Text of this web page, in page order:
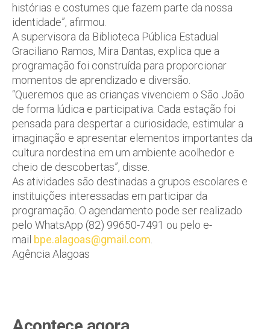
histórias e costumes que fazem parte da nossa
identidade”, afirmou.
A supervisora da Biblioteca Pública Estadual
Graciliano Ramos, Mira Dantas, explica que a
programação foi construída para proporcionar
momentos de aprendizado e diversão.
“Queremos que as crianças vivenciem o São João
de forma lúdica e participativa. Cada estação foi
pensada para despertar a curiosidade, estimular a
imaginação e apresentar elementos importantes da
cultura nordestina em um ambiente acolhedor e
cheio de descobertas”, disse.
As atividades são destinadas a grupos escolares e
instituições interessadas em participar da
programação. O agendamento pode ser realizado
pelo WhatsApp (82) 99650-7491 ou pelo e-
mail bpe.alagoas@gmail.com
Agência Alagoas